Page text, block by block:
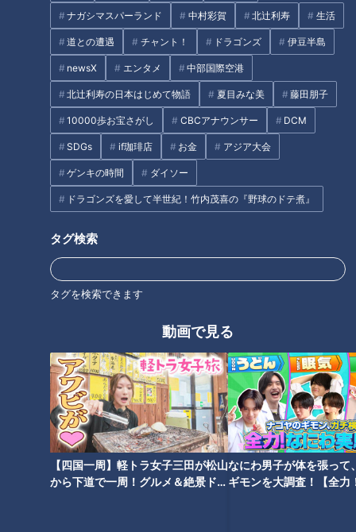
ナガシマスパーランド 中村彩賀 北辻利寿 生活
道との遭遇 チャント！ ドラゴンズ 伊豆半島
newsX エンタメ 中部国際空港
北辻利寿の日本はじめて物語 夏目みな美 藤田朋子
10000歩お宝さがし CBCアナウンサー DCM
SDGs if珈琲店 お金 アジア大会
ゲンキの時間 ダイソー
ドラゴンズを愛して半世紀！竹内茂喜の『野球のドテ煮』
タグ検索
タグを検索できます
動画で見る
【四国一周】軽トラ女子三田が松山
から下道で一周！グルメ＆絶景ドラ
なにわ男子が体を張って
ギモンを大調査！【全力
一方、6月1日以前から飼っている犬と猫については、『努力義
務』とされ、強制ではありません。環境省によると、年間およ
そ41万匹が装着の対象になるということです。
マイクロチップ義務化に対する街の声
実際にペットを飼っている街の人の声を取材しました。
（賛成意見）
「いいんじゃないかと思う。意図せず離れ離れになっちゃった
りすることもあるので、そのようなときに元の飼い主のところ
に戻るといいかなと」
（反対意見）
「反対ですね。体に異物が入るのはちょっとおかしいなと思い
では、既にマイクロチップを装着済の飼い主はどう考えている
のでしょうか。
（賛成意見（装着済み））
「そういえば、メリットを良く知らない。積極的な賛成ではな
いですけど、メリットがあってやっている話だと思うので」
（賛成意見（装着済み））
「今だと結構当たり前じゃないかな。ペットにどれだけ影響が